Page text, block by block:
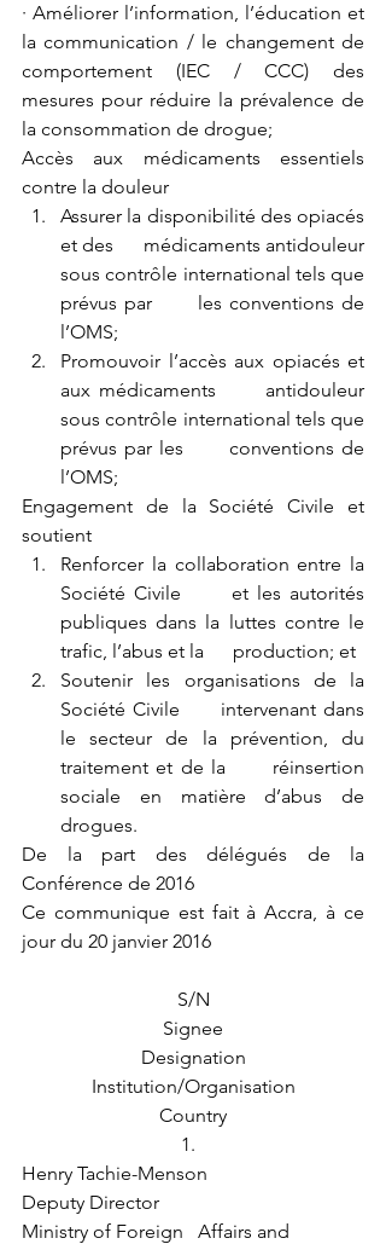
· Améliorer l’information, l’éducation et
la communication / le changement de
comportement (IEC / CCC) des
mesures pour réduire la prévalence de
la consommation de drogue;
Accès aux médicaments essentiels
contre la douleur
Assurer la disponibilité des opiacés
et des      médicaments antidouleur
sous contrôle international tels que
prévus par      les conventions de
l’OMS;
Promouvoir l’accès aux opiacés et
aux médicaments      antidouleur
sous contrôle international tels que
prévus par les      conventions de
l’OMS;
Engagement de la Société Civile et
soutient
Renforcer la collaboration entre la
Société Civile      et les autorités
publiques dans la luttes contre le
trafic, l’abus et la      production; et
Soutenir les organisations de la
Société Civile      intervenant dans
le secteur de la prévention, du
traitement et de la      réinsertion
sociale en matière d’abus de
drogues.
De la part des délégués de la
Conférence de 2016
Ce communique est fait à Accra, à ce
jour du 20 janvier 2016
S/N
Signee
Designation
Institution/Organisation
Country
1.
Henry Tachie-Menson
Deputy Director
Ministry of Foreign   Affairs and